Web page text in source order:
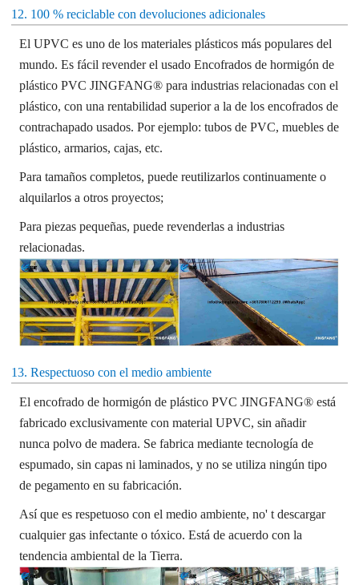
12. 100 % reciclable con devoluciones adicionales
El UPVC es uno de los materiales plásticos más populares del
mundo. Es fácil revender el usadoEncofrados de hormigón de
plástico PVC JINGFANG® para industrias relacionadas con el
plástico, con una rentabilidad superior a la de los encofrados de
contrachapado usados. Por ejemplo: tubos de PVC, muebles de
plástico, armarios, cajas, etc.
Para tamaños completos, puede reutilizarlos continuamente o
alquilarlos a otros proyectos;
Para piezas pequeñas, puede revenderlas a industrias
relacionadas.
13. Respectuoso con el medio ambiente
El encofrado de hormigón de plástico PVC JINGFANG® está
fabricado exclusivamente con material UPVC, sin añadir
nunca polvo de madera. Se fabrica mediante tecnología de
espumado, sin capas ni laminados, y no se utiliza ningún tipo
de pegamento en su fabricación.
Así que es respetuoso con el medio ambiente, no' t descargar
cualquier gas infectante o tóxico. Está de acuerdo con la
tendencia ambiental de la Tierra.